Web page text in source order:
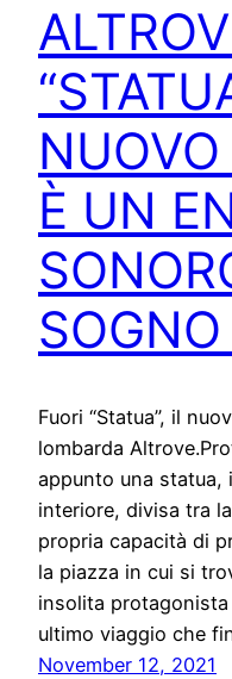
È UN
Fuori “Statua”, il
lombarda
appunto una
interiore, divisa tra
propria capacità di
la piazza in cui si
insolita
ultimo viaggio che
November 12, 2021